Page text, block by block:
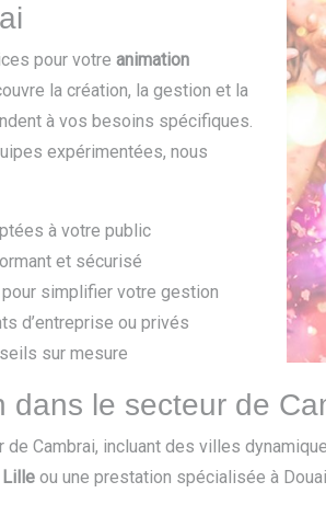
pour votre animation
la création, la gestion et la
à vos besoins spécifiques.
expérimentées, nous
à votre public
et sécurisé
pour simplifier votre gestion
d’entreprise ou privés
sur mesure
dans le secteur de
Cambrai, incluant des villes
Lille ou une prestation spécialisée à